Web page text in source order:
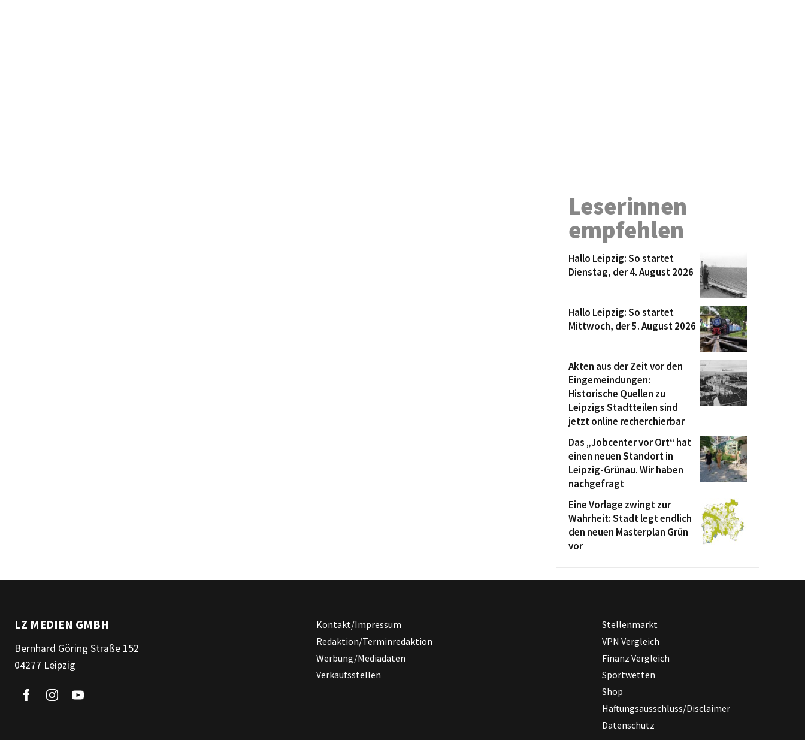
Leserinnen
empfehlen
Hallo Leipzig: So startet
Dienstag, der 4. August 2026
Hallo Leipzig: So startet
Mittwoch, der 5. August 2026
Akten aus der Zeit vor den
Eingemeindungen:
Historische Quellen zu
Leipzigs Stadtteilen sind
jetzt online recherchierbar
Das „Jobcenter vor Ort“ hat
einen neuen Standort in
Leipzig-Grünau. Wir haben
nachgefragt
Eine Vorlage zwingt zur
Wahrheit: Stadt legt endlich
den neuen Masterplan Grün
vor
LZ MEDIEN GMBH
Bernhard Göring Straße 152
04277 Leipzig
Kontakt/Impressum
Redaktion/Terminredaktion
Werbung/Mediadaten
Verkaufsstellen
Stellenmarkt
VPN Vergleich
Finanz Vergleich
Sportwetten
Shop
Haftungsausschluss/Disclaimer
Datenschutz